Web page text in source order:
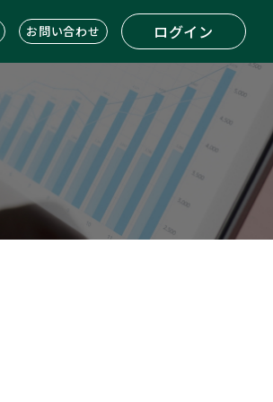
お問い合わせ ログイン